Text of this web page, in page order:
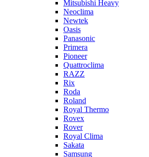
Mitsubishi Heavy
Neoclima
Newtek
Oasis
Panasonic
Primera
Pioneer
Quattroclima
RAZZ
Rix
Roda
Roland
Royal Thermo
Rovex
Rover
Royal Clima
Sakata
Samsung